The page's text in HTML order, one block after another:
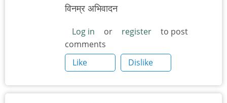
विनम्र अभिवादन
Log in or register
to post
comments
Like
Dislike